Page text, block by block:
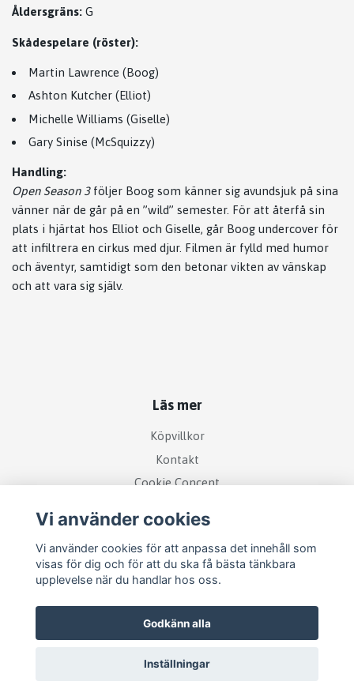
Åldersgräns: G
Skådespelare (röster):
Martin Lawrence (Boog)
Ashton Kutcher (Elliot)
Michelle Williams (Giselle)
Gary Sinise (McSquizzy)
Handling:
Open Season 3följer Boog som känner sig avundsjuk på sina
vänner när de går på en ”wild” semester. För att återfå sin
plats i hjärtat hos Elliot och Giselle, går Boog undercover för
att infiltrera en cirkus med djur. Filmen är fylld med humor
och äventyr, samtidigt som den betonar vikten av vänskap
och att vara sig själv.
Läs mer
Köpvillkor
Kontakt
Cookie Concent
© 2026 RetroDisk
Vi använder cookies
Vi använder cookies för att anpassa det innehåll som
visas för dig och för att du ska få bästa tänkbara
upplevelse när du handlar hos oss.
Godkänn alla
Inställningar